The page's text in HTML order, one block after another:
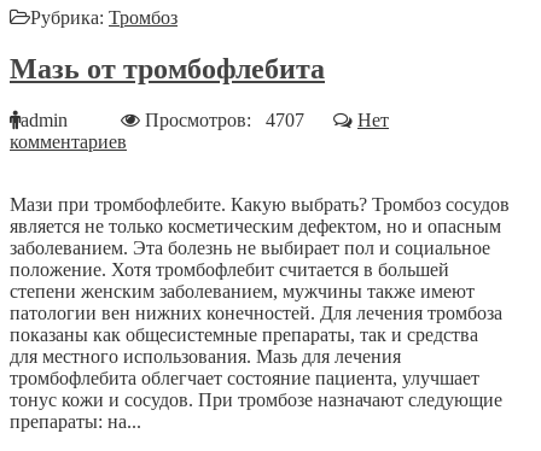
Рубрика: Тромбоз
Мазь от тромбофлебита
admin Просмотров: 4707
Нет
комментариев
Мази при тромбофлебите. Какую выбрать? Тромбоз сосудов
является не только косметическим дефектом, но и опасным
заболеванием. Эта болезнь не выбирает пол и социальное
положение. Хотя тромбофлебит считается в большей
степени женским заболеванием, мужчины также имеют
патологии вен нижних конечностей. Для лечения тромбоза
показаны как общесистемные препараты, так и средства
для местного использования. Мазь для лечения
тромбофлебита облегчает состояние пациента, улучшает
тонус кожи и сосудов. При тромбозе назначают следующие
препараты: на...